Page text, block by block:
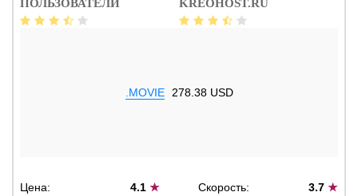
ПОЛЬЗОВАТЕЛИ KREOHOST.RU
.MOVIE 278.38 USD
Цена: 4.1★ Скорость: 3.7 ★